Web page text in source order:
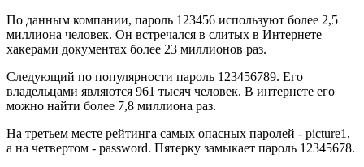
По данным компании, пароль 123456 используют более 2,5
миллиона человек. Он встречался в слитых в Интернете
хакерами документах более 23 миллионов раз.
Следующий по популярности пароль 123456789. Его
владельцами являются 961 тысяч человек. В интернете его
можно найти более 7,8 миллиона раз.
На третьем месте рейтинга самых опасных паролей - picture1,
а на четвертом - password. Пятерку замыкает пароль 12345678.